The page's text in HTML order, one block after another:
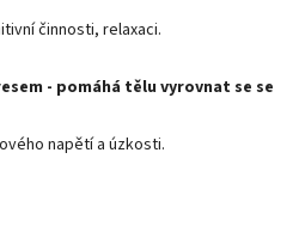
činnosti, relaxaci.
- pomáhá tělu vyrovnat se se
napětí a úzkosti.